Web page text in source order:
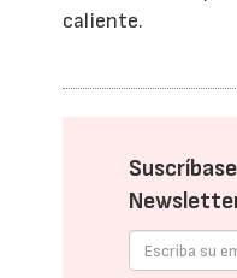
caliente.